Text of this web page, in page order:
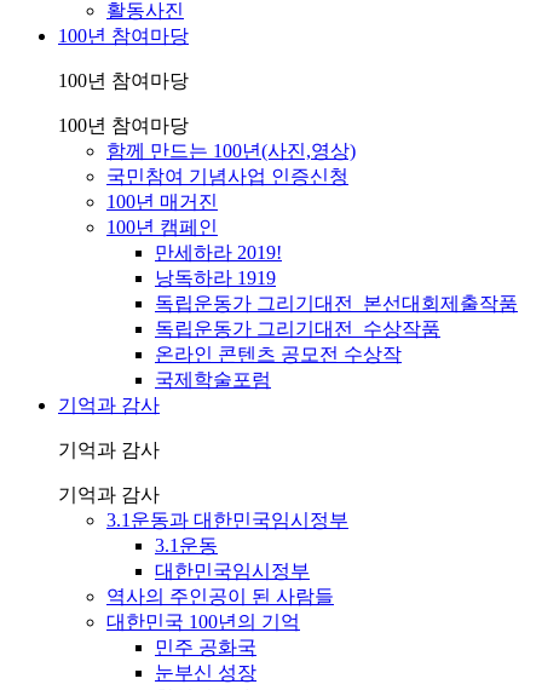
활동사진
100년 참여마당
100년 참여마당
100년 참여마당
함께 만드는 100년(사진,영상)
국민참여 기념사업 인증신청
100년 매거진
100년 캠페인
만세하라 2019!
낭독하라 1919
독립운동가 그리기대전_본선대회제출작품
독립운동가 그리기대전_수상작품
온라인 콘텐츠 공모전 수상작
국제학술포럼
기억과 감사
기억과 감사
기억과 감사
3.1운동과 대한민국임시정부
3.1운동
대한민국임시정부
역사의 주인공이 된 사람들
대한민국 100년의 기억
민주 공화국
눈부신 성장